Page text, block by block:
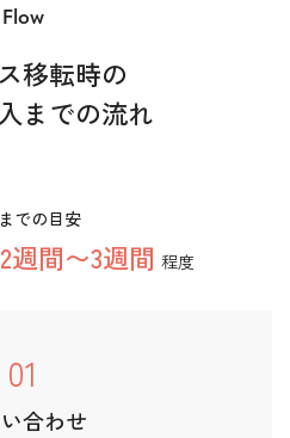
Flow
移転時の
までの流れ
での目安
週間〜3週間 程度
01
合わせ